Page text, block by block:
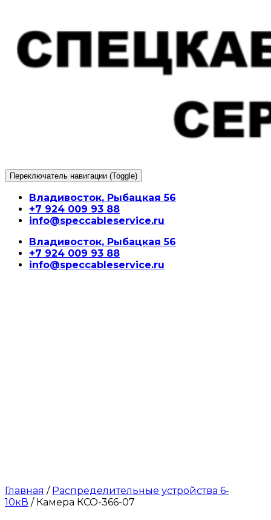
содержимому
Переключатель навигации (Toggle)
Владивосток, Рыбацкая 56
+7 924 009 93 88
info@speccableservice.ru
Владивосток, Рыбацкая 56
+7 924 009 93 88
info@speccableservice.ru
Главная / Распределительные устройства 6-
10кВ / Камера КСО-366-07